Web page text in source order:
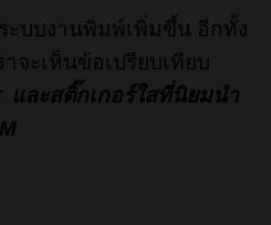
ะบบงานพิมพ์เพิ่มขึ้น อีกทั้ง
จะเห็นข้อเปรียบเทียบ
และสติ๊กเกอร์ใสที่นิยมนำ